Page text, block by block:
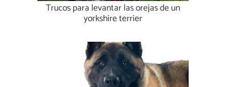
Trucos para levantar las orejas de un
yorkshire terrier